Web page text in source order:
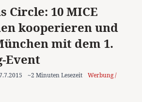
Circle: 10 MICE
kooperieren und
mit dem 1.
Event
~2 Minuten Lesezeit
Werbung /